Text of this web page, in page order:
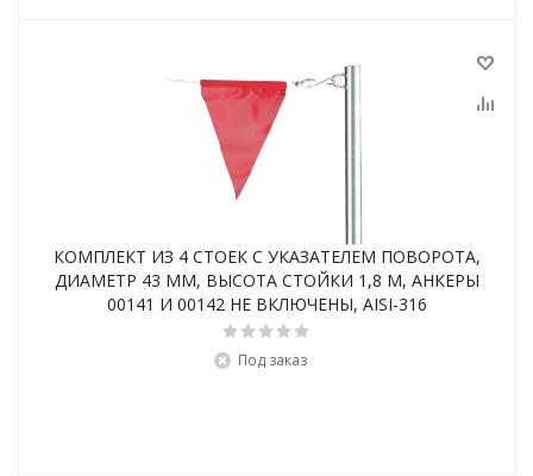
КОМПЛЕКТ ИЗ 4 СТОЕК С УКАЗАТЕЛЕМ ПОВОРОТА,
ДИАМЕТР 43 ММ, ВЫСОТА СТОЙКИ 1,8 М, АНКЕРЫ
00141 И 00142 НЕ ВКЛЮЧЕНЫ, AISI-316
Под заказ